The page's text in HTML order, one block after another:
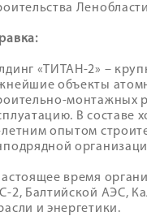
«ТИТАН-2» –
объекты
монтажных
В составе
опытом
время
2, Балтийской АЭС,
и энергетики.